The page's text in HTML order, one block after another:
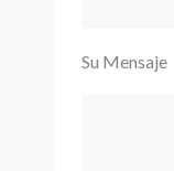
Su Mensaje